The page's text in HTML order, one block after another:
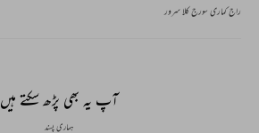
راج کماری سورج کلا سرور
آپ یہ بھی پڑھ سکتے ہیں
ہماری پسند